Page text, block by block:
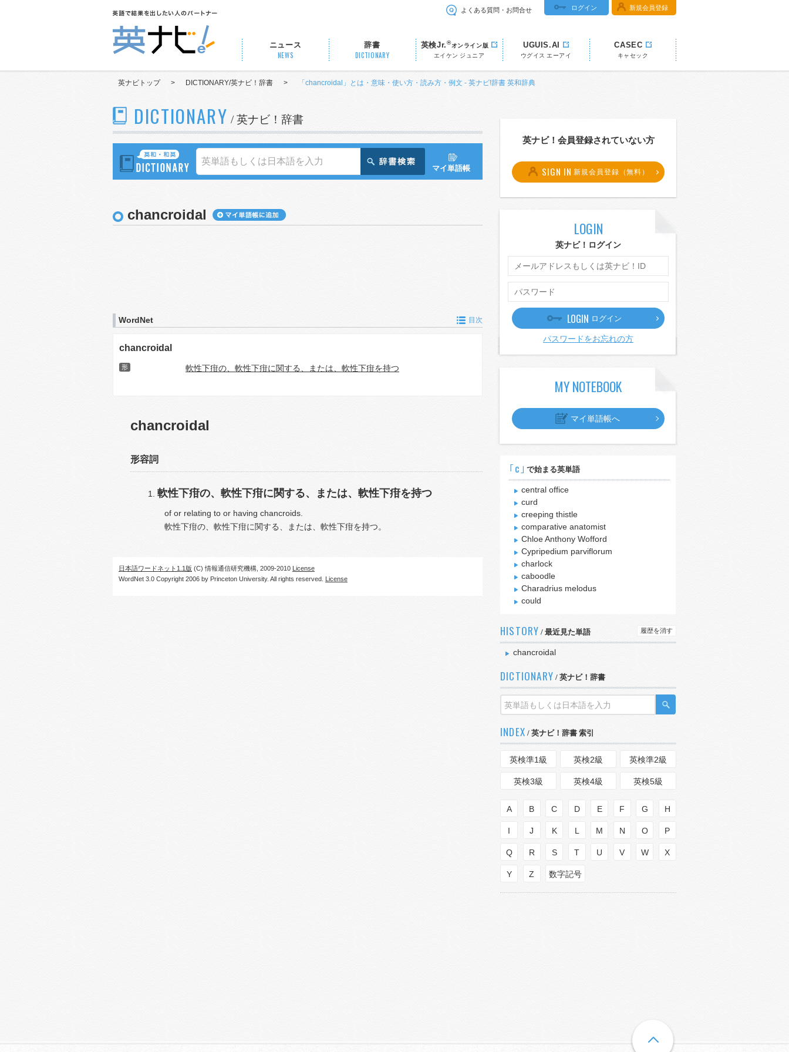
よくある質問・お問合せ ログイン 新規会員登録
ニュース
NEWS
辞書
DICTIONARY
英検Jr.®オンライン版
エイケン ジュニア
UGUIS.AI
ウグイス エーアイ
CASEC
キャセック
英ナビトップ > DICTIONARY/英ナビ！辞書 > 「chancroidal」とは・意味・使い方・読み方・例文 - 英ナビ!辞書 英和辞典
DICTIONARY / 英ナビ！辞書
マイ単語帳
chancroidal
WordNet 目次
chancroidal
形 軟性下疳の、軟性下疳に関する、または、軟性下疳を持つ
chancroidal
形容詞
軟性下疳の、軟性下疳に関する、または、軟性下疳を持つ
of or relating to or having chancroids.
軟性下疳の、軟性下疳に関する、または、軟性下疳を持つ。
日本語ワードネット1.1版 (C) 情報通信研究機構, 2009-2010 License
WordNet 3.0 Copyright 2006 by Princeton University. All rights reserved. License
英ナビ！会員登録されていない方
SIGN IN 新規会員登録（無料）
LOGIN
英ナビ！ログイン
LOGIN ログイン
パスワードをお忘れの方
MY NOTEBOOK
マイ単語帳へ
｢c｣ で始まる英単語
central office
curd
creeping thistle
comparative anatomist
Chloe Anthony Wofford
Cypripedium parviflorum
charlock
caboodle
Charadrius melodus
could
HISTORY / 最近見た単語 履歴を消す
chancroidal
DICTIONARY / 英ナビ！辞書
INDEX / 英ナビ！辞書 索引
英検準1級 英検2級 英検準2級
英検3級 英検4級 英検5級
A B C D E F G H
I J K L M N O P
Q R S T U V W X
Y Z 数字記号